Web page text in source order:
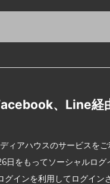
、Line経
ィアハウスのサービスを
日をもってソーシャルログ
グインを利用してログイン